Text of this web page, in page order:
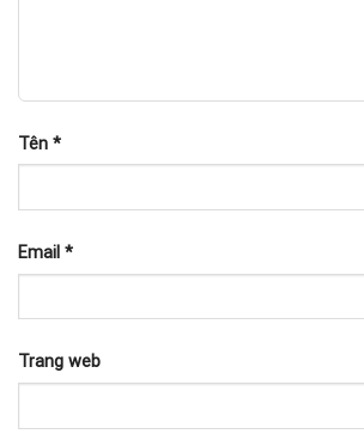
Tên *
Email *
Trang web